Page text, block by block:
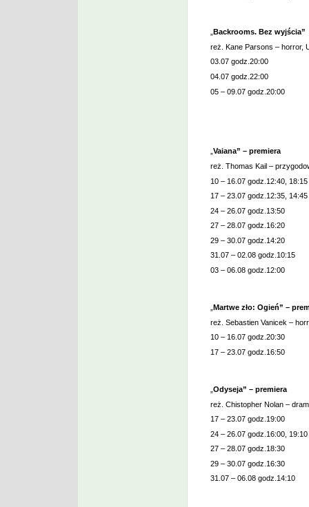
Backrooms. Bez wyjścia”
reż. Kane Parsons – horror,
03.07 godz.20:00
04.07 godz.22:00
05 – 09.07 godz.20:00
Vaiana” – premiera
reż. Thomas Kail –
10 – 16.07 godz.12:40, 18:15
17 – 23.07 godz.12:35, 14:45
24 – 26.07 godz.13:50
27 – 28.07 godz.16:20
29 – 30.07 godz.14:20
31.07 – 02.08 godz.10:15
03 – 06.08 godz.12:00
Martwe zło: Ogień” –
reż. Sebastien Vanicek –
10 – 16.07 godz.20:30
17 – 23.07 godz.16:50
Odyseja” – premiera
reż. Chistopher Nolan –
17 – 23.07 godz.19:00
24 – 26.07 godz.16:00, 19:10
27 – 28.07 godz.18:30
29 – 30.07 godz.16:30
31.07 – 06.08 godz.14:10